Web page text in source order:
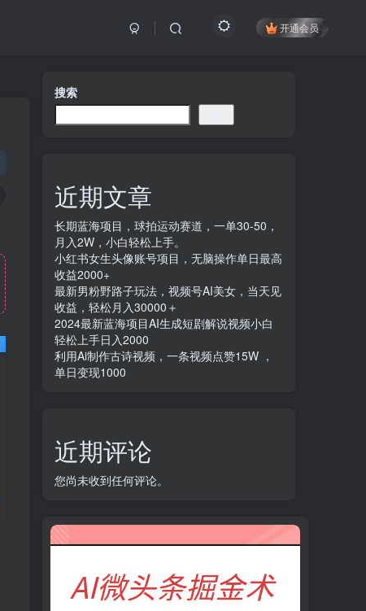
开通会员
搜索
近期文章
长期蓝海项目，球拍运动赛道，一单30-50，
月入2W，小白轻松上手。
小红书女生头像账号项目，无脑操作单日最高
收益2000+
最新男粉野路子玩法，视频号AI美女，当天见
收益，轻松月入30000＋
2024最新蓝海项目AI生成短剧解说视频小白
轻松上手日入2000
利用Ai制作古诗视频，一条视频点赞15W ，
单日变现1000
近期评论
您尚未收到任何评论。